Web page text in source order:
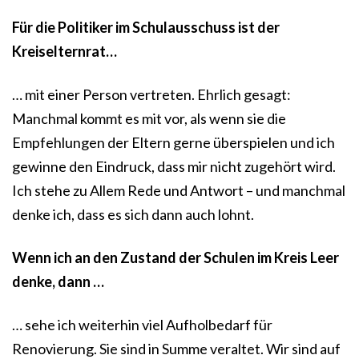
Für die Politiker im Schulausschuss ist der
Kreiselternrat…
… mit einer Person vertreten. Ehrlich gesagt:
Manchmal kommt es mit vor, als wenn sie die
Empfehlungen der Eltern gerne überspielen und ich
gewinne den Eindruck, dass mir nicht zugehört wird.
Ich stehe zu Allem Rede und Antwort – und manchmal
denke ich, dass es sich dann auch lohnt.
Wenn ich an den Zustand der Schulen im Kreis Leer
denke, dann …
… sehe ich weiterhin viel Aufholbedarf für
Renovierung. Sie sind in Summe veraltet. Wir sind auf